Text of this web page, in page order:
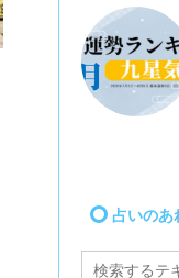
占いのあ